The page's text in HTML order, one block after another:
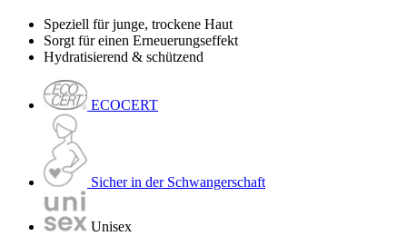
Speziell für junge, trockene Haut
Sorgt für einen Erneuerungseffekt
Hydratisierend & schützend
ECOCERT
Sicher in der Schwangerschaft
Unisex